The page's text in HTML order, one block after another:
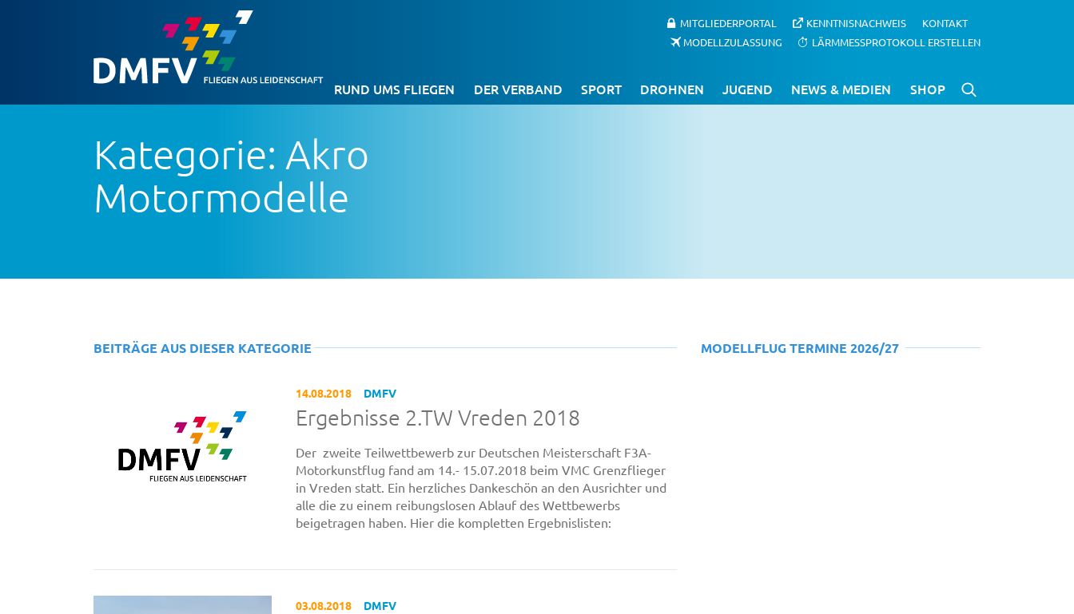
MITGLIEDERPORTAL KENNTNISNACHWEIS
KONTAKT
MODELLZULASSUNG
LÄRMMESSPROTOKOLL ERSTELLEN
RUND UMS FLIEGEN DER VERBAND SPORT DROHNEN JUGEND NEWS & MEDIEN SHOP
Kategorie: Akro
Motormodelle
BEITRÄGE AUS DIESER KATEGORIE
14.08.2018 DMFV
Ergebnisse 2.TW Vreden 2018
Der zweite Teilwettbewerb zur Deutschen Meisterschaft F3A-
Motorkunstflug fand am 14.- 15.07.2018 beim VMC Grenzflieger
in Vreden statt. Ein herzliches Dankeschön an den Ausrichter und
alle die zu einem reibungslosen Ablauf des Wettbewerbs
beigetragen haben. Hier die kompletten Ergebnislisten:
03.08.2018 DMFV
MODELLFLUG TERMINE 2026/27